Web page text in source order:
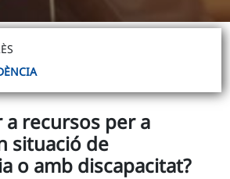
a recursos per a
situació de
o amb discapacitat?